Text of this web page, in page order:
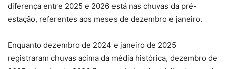
diferença entre 2025 e 2026 está nas chuvas da pré-
estação, referentes aos meses de dezembro e janeiro.
Enquanto dezembro de 2024 e janeiro de 2025
registraram chuvas acima da média histórica, dezembro de